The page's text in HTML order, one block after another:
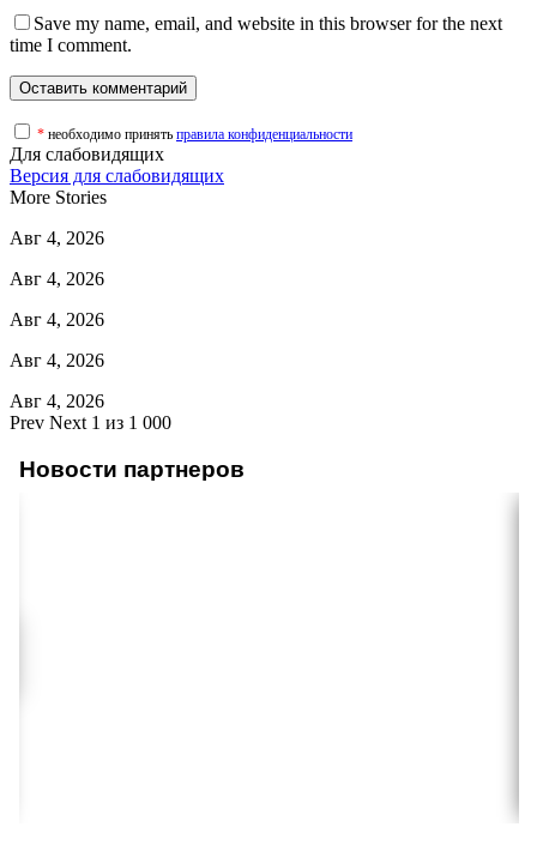
Save my name, email, and website in this browser for the next
time I comment.
* необходимо принять правила конфиденциальности
Для слабовидящих
Версия для слабовидящих
More Stories
Авг 4, 2026
Авг 4, 2026
Авг 4, 2026
Авг 4, 2026
Авг 4, 2026
Prev Next 1 из 1 000
Новости партнеров